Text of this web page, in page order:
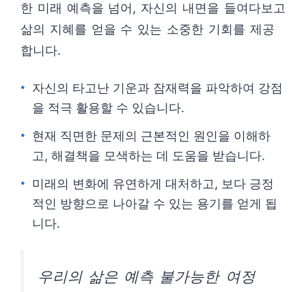
한 미래 예측을 넘어, 자신의 내면을 들여다보고
삶의 지혜를 얻을 수 있는 소중한 기회를 제공
합니다.
자신의 타고난 기운과 잠재력을 파악하여 강점
을 적극 활용할 수 있습니다.
현재 직면한 문제의 근본적인 원인을 이해하
고, 해결책을 모색하는 데 도움을 받습니다.
미래의 변화에 유연하게 대처하고, 보다 긍정
적인 방향으로 나아갈 수 있는 용기를 얻게 됩
니다.
우리의 삶은 예측 불가능한 여정